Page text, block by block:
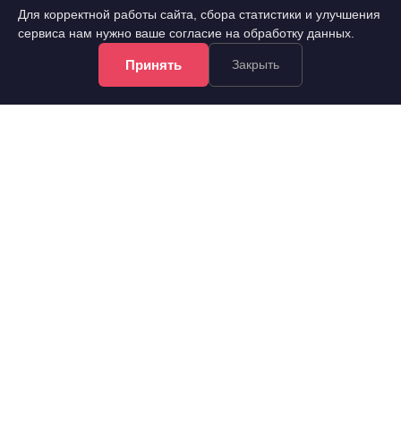
Для корректной работы сайта, сбора статистики и улучшения
сервиса нам нужно ваше согласие на обработку данных.
Принять Закрыть